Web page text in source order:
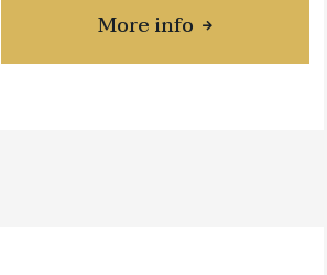
More infoabout BYD SEAL 05